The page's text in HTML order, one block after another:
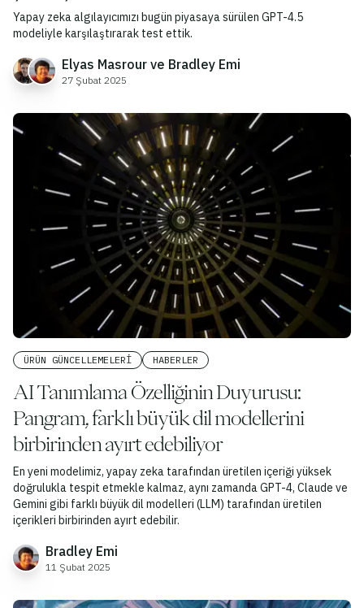
Yapay zeka algılayıcımızı bugün piyasaya sürülen GPT-4.5
modeliyle karşılaştırarak test ettik.
Elyas Masrour ve Bradley Emi
27 Şubat 2025
ÜRÜN GÜNCELLEMELERI HABERLER
AI Tanımlama Özelliğinin Duyurusu:
Pangram, farklı büyük dil modellerini
birbirinden ayırt edebiliyor
En yeni modelimiz, yapay zeka tarafından üretilen içeriği yüksek
doğrulukla tespit etmekle kalmaz, aynı zamanda GPT-4, Claude ve
Gemini gibi farklı büyük dil modelleri (LLM) tarafından üretilen
içerikleri birbirinden ayırt edebilir.
Bradley Emi
11 Şubat 2025